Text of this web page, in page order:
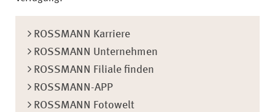
ROSSMANN Karriere
ROSSMANN Unternehmen
ROSSMANN Filiale finden
ROSSMANN-APP
ROSSMANN Fotowelt